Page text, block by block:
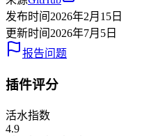
发布时间 2026年2月15日
更新时间 2026年7月5日
报告问题
插件评分
活水指数
4.9